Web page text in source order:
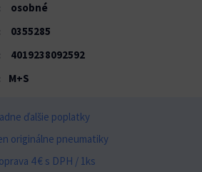
osobné
0355285
4019238092592
M+S
ďalšie poplatky
originálne pneumatiky
4 € s DPH / 1ks